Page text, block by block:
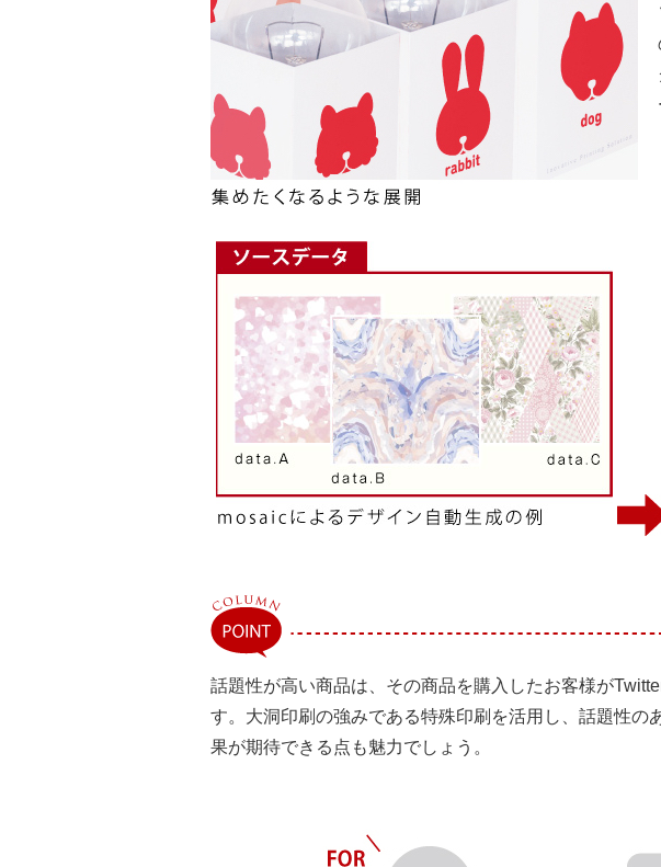
話題性が高い商品は、その商品を購入したお客様が
す。大洞印刷の強みである特殊印刷を活用し、話題性
果が期待できる点も魅力でしょう。